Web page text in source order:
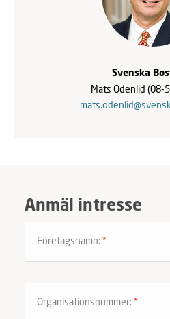
Svenska
Mats Odenlid (08-
Anmäl intresse
Företagsnamn: *
Organisationsnummer: *